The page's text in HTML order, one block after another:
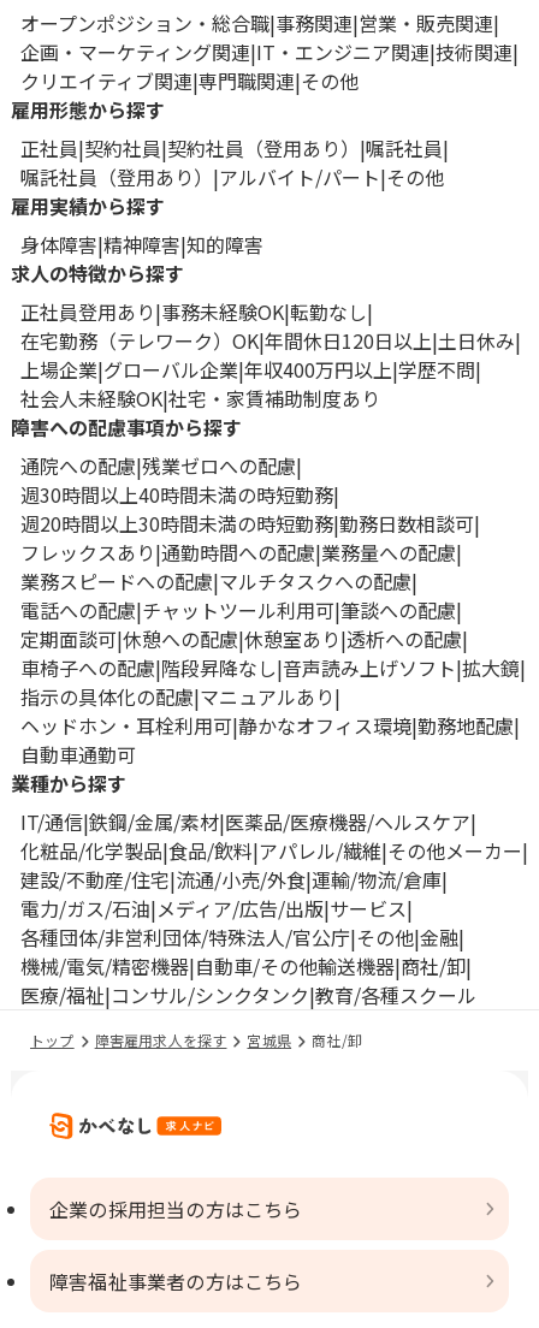
オープンポジション・総合職 事務関連 営業・販売関連
企画・マーケティング関連 IT・エンジニア関連 技術関連
クリエイティブ関連 専門職関連 その他
雇用形態から探す
正社員 契約社員 契約社員（登用あり）
嘱託社員
嘱託社員（登用あり）
アルバイト/パート その他
雇用実績から探す
身体障害 精神障害 知的障害
求人の特徴から探す
正社員登用あり 事務未経験OK 転勤なし
在宅勤務（テレワーク）OK 年間休日120日以上 土日休み
上場企業 グローバル企業 年収400万円以上 学歴不問
社会人未経験OK 社宅・家賃補助制度あり
障害への配慮事項から探す
通院への配慮 残業ゼロへの配慮
週30時間以上40時間未満の時短勤務
週20時間以上30時間未満の時短勤務 勤務日数相談可
フレックスあり 通勤時間への配慮 業務量への配慮
業務スピードへの配慮 マルチタスクへの配慮
電話への配慮 チャットツール利用可 筆談への配慮
定期面談可 休憩への配慮 休憩室あり 透析への配慮
車椅子への配慮 階段昇降なし 音声読み上げソフト 拡大鏡
指示の具体化の配慮 マニュアルあり
ヘッドホン・耳栓利用可 静かなオフィス環境 勤務地配慮
自動車通勤可
業種から探す
IT/通信 鉄鋼/金属/素材 医薬品/医療機器/ヘルスケア
化粧品/化学製品 食品/飲料 アパレル/繊維 その他メーカー
建設/不動産/住宅 流通/小売/外食 運輸/物流/倉庫
電力/ガス/石油 メディア/広告/出版 サービス
各種団体/非営利団体/特殊法人/官公庁 その他 金融
機械/電気/精密機器 自動車/その他輸送機器 商社/卸
医療/福祉 コンサル/シンクタンク 教育/各種スクール
トップ 障害雇用求人を探す 宮城県 商社/卸
企業の採用担当の方はこちら
障害福祉事業者の方はこちら